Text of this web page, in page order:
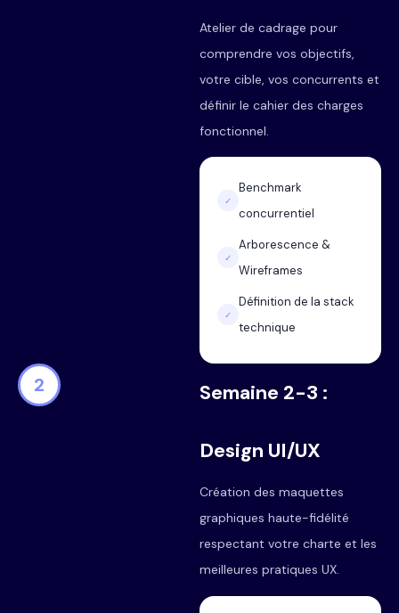
Atelier de cadrage pour
comprendre vos objectifs,
votre cible, vos concurrents et
définir le cahier des charges
fonctionnel.
✓
Benchmark
concurrentiel
✓
Arborescence &
Wireframes
✓
Définition de la stack
technique
2 Semaine 2-3 :
Design UI/UX
Création des maquettes
graphiques haute-fidélité
respectant votre charte et les
meilleures pratiques UX.